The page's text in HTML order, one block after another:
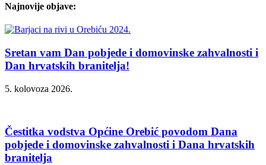
Najnovije objave:
Sretan vam Dan pobjede i domovinske zahvalnosti i
Dan hrvatskih branitelja!
5. kolovoza 2026.
Čestitka vodstva Općine Orebić povodom Dana
pobjede i domovinske zahvalnosti i Dana hrvatskih
branitelja